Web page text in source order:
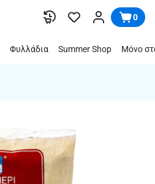
0
Φυλλάδια Summer Shop Μόνο